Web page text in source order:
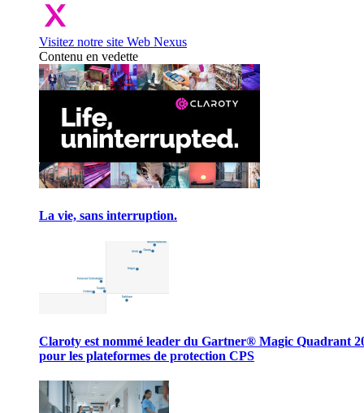
Visitez notre site Web Nexus
Contenu en vedette
La vie, sans interruption.
Claroty est nommé leader du Gartner® Magic Quadrant
pour les plateformes de protection CPS